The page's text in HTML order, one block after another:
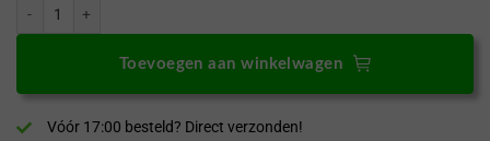
Toevoegen aan winkelwagen
Vóór 17:00 besteld? Direct verzonden!